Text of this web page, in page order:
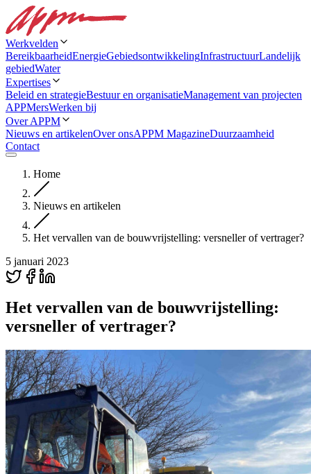
Werkvelden
BereikbaarheidEnergieGebiedsontwikkelingInfrastructuurLandelijk
gebiedWater
Expertises
Beleid en strategieBestuur en organisatieManagement van projecten
APPMersWerken bij
Over APPM
Nieuws en artikelenOver onsAPPM MagazineDuurzaamheid
Contact
Home
Nieuws en artikelen
Het vervallen van de bouwvrijstelling: versneller of vertrager?
5 januari 2023
Het vervallen van de bouwvrijstelling:
versneller of vertrager?